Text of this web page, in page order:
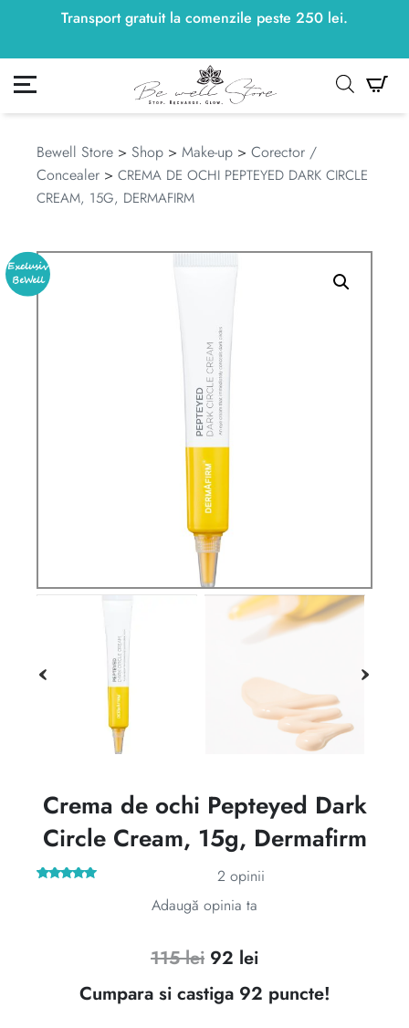
Transport gratuit la comenzile peste 250 lei.
250lei
meu
Bewell Store > Shop > Make-up > Corector /
Concealer > CREMA DE OCHI PEPTEYED DARK CIRCLE
CREAM, 15G, DERMAFIRM
Exclusiv
BeWell
Crema de ochi Pepteyed Dark
Circle Cream, 15g, Dermafirm
2 opinii
Adaugă opinia ta
115lei Prețul
inițial
92 leiPrețul
curent
Cumpara si castiga 92 puncte!